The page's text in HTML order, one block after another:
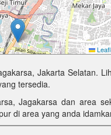
Jakarta Selatan.
tersedia.
Jagakarsa dan area
di area yang anda